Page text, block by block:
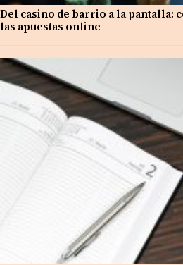
Del casino de barrio a la pantalla:
las apuestas online